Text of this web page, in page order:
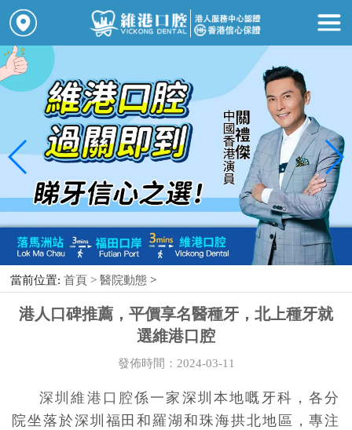
當前位置: 首頁 >醫院動態 >
港人口碑推薦，平價享名醫種牙，北上種牙就
選維港口腔
發佈時間：2024-03-11
深圳維港口腔係一家深圳本地嘅牙科，各分
院坐落於深圳福田和羅湖和珠海拱北地區，專注